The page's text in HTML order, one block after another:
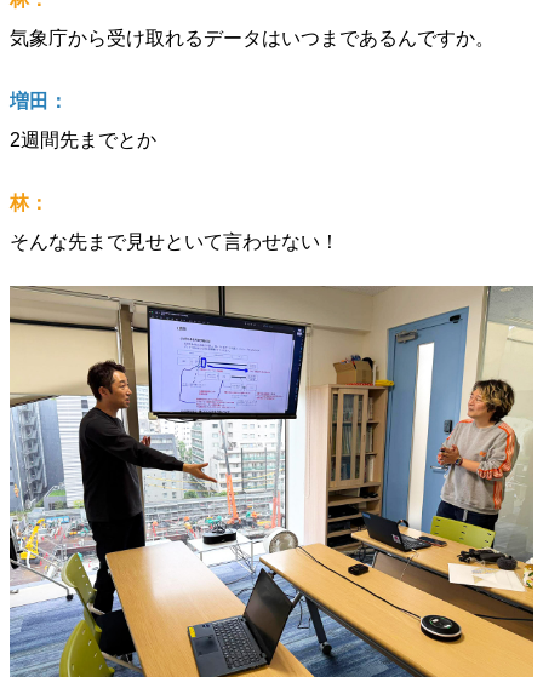
気象庁から受け取れるデータはいつまであるんですか。
増田：
2週間先までとか
林：
そんな先まで見せといて言わせない！